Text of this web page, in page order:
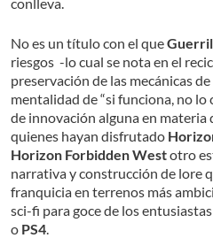
No es un título con el que
riesgos -lo cual se nota en el
preservación de las mecánicas
mentalidad de “si funciona, no
de innovación alguna en materia
quienes hayan disfrutado
Horizon Forbidden Westotro
narrativa y construcción de lore
franquicia en terrenos más
sci-fi para goce de los
o PS4.